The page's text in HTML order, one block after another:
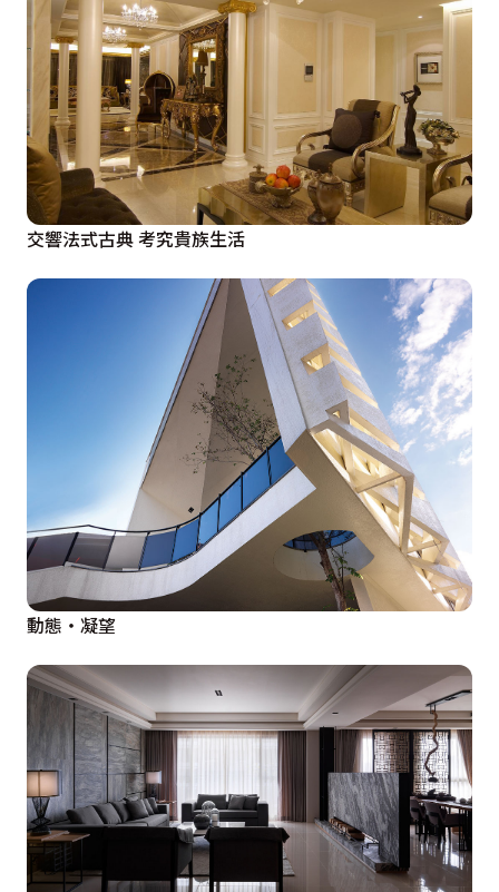
交響法式古典 考究貴族生活
動態‧凝望